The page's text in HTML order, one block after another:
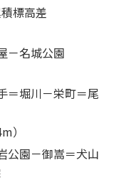
標高差
－名城公園
＝堀川－栄町＝尾
）
公園－御嵩＝犬山